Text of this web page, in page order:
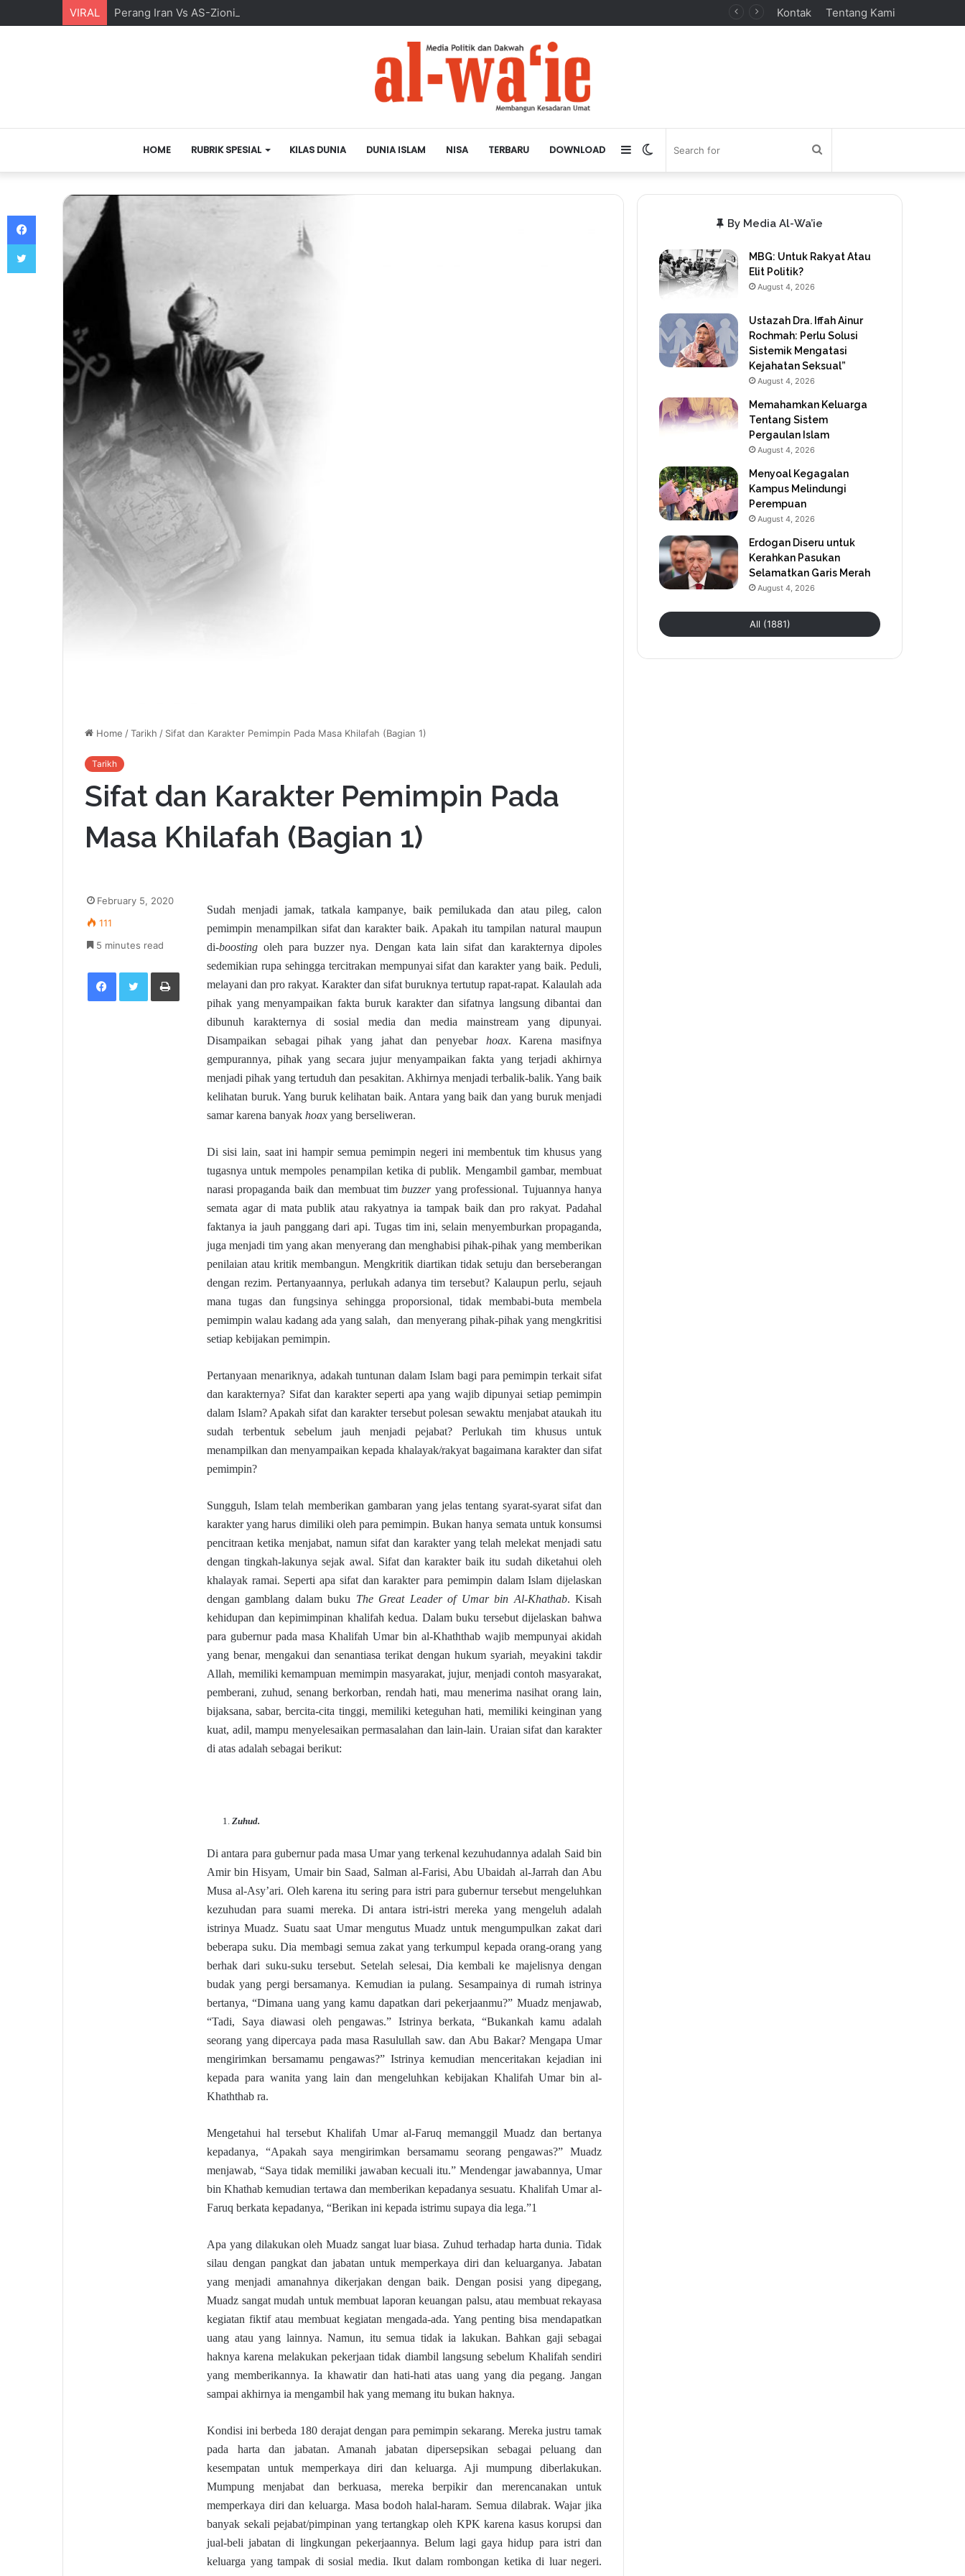
VIRAL Perang Iran Vs AS-Zionis Yahudi dan Masa Depan Dunia Islam Kontak Tentang Kami
HOME RUBRIK SPESIAL KILAS DUNIA DUNIA ISLAM NISA TERBARU DOWNLOAD
for
Switch
skin
Sidebar
Home /Tarikh / Sifat dan Karakter Pemimpin Pada Masa Khilafah (Bagian 1)
Tarikh
Sifat dan Karakter Pemimpin Pada
Masa Khilafah (Bagian 1)
Sudah menjadi jamak, tatkala kampanye, baik pemilukada dan atau pileg, calon
pemimpin menampilkan sifat dan karakter baik. Apakah itu tampilan natural maupun
di-boosting oleh para buzzer nya. Dengan kata lain sifat dan karakternya dipoles
sedemikian rupa sehingga tercitrakan mempunyai sifat dan karakter yang baik. Peduli,
melayani dan pro rakyat. Karakter dan sifat buruknya tertutup rapat-rapat. Kalaulah ada
pihak yang menyampaikan fakta buruk karakter dan sifatnya langsung dibantai dan
dibunuh karakternya di sosial media dan media mainstream yang dipunyai.
Disampaikan sebagai pihak yang jahat dan penyebar hoax. Karena masifnya
gempurannya, pihak yang secara jujur menyampaikan fakta yang terjadi akhirnya
menjadi pihak yang tertuduh dan pesakitan. Akhirnya menjadi terbalik-balik. Yang baik
kelihatan buruk. Yang buruk kelihatan baik. Antara yang baik dan yang buruk menjadi
samar karena banyak hoax yang berseliweran.
Di sisi lain, saat ini hampir semua pemimpin negeri ini membentuk tim khusus yang
tugasnya untuk mempoles penampilan ketika di publik. Mengambil gambar, membuat
narasi propaganda baik dan membuat timbuzzeryang professional. Tujuannya hanya
semata agar di mata publik atau rakyatnya ia tampak baik dan pro rakyat. Padahal
faktanya ia jauh panggang dari api. Tugas tim ini, selain menyemburkan propaganda,
juga menjadi tim yang akan menyerang dan menghabisi pihak-pihak yang memberikan
penilaian atau kritik membangun. Mengkritik diartikan tidak setuju dan berseberangan
dengan rezim. Pertanyaannya, perlukah adanya tim tersebut? Kalaupun perlu, sejauh
mana tugas dan fungsinya sehingga proporsional, tidak membabi-buta membela
pemimpin walau kadang ada yang salah, dan menyerang pihak-pihak yang mengkritisi
setiap kebijakan pemimpin.
Pertanyaan menariknya, adakah tuntunan dalam Islam bagi para pemimpin terkait sifat
dan karakternya? Sifat dan karakter seperti apa yang wajib dipunyai setiap pemimpin
dalam Islam? Apakah sifat dan karakter tersebut polesan sewaktu menjabat ataukah itu
sudah terbentuk sebelum jauh menjadi pejabat? Perlukah tim khusus untuk
menampilkan dan menyampaikan kepada khalayak/rakyat bagaimana karakter dan sifat
pemimpin?
Sungguh, Islam telah memberikan gambaran yang jelas tentang syarat-syarat sifat dan
karakter yang harus dimiliki oleh para pemimpin. Bukan hanya semata untuk konsumsi
pencitraan ketika menjabat, namun sifat dan karakter yang telah melekat menjadi satu
dengan tingkah-lakunya sejak awal. Sifat dan karakter baik itu sudah diketahui oleh
khalayak ramai. Seperti apa sifat dan karakter para pemimpin dalam Islam dijelaskan
dengan gamblang dalam buku The Great Leader of Umar bin Al-Khathab. Kisah
kehidupan dan kepimimpinan khalifah kedua. Dalam buku tersebut dijelaskan bahwa
para gubernur pada masa Khalifah Umar bin al-Khaththab wajib mempunyai akidah
yang benar, mengakui dan senantiasa terikat dengan hukum syariah, meyakini takdir
Allah, memiliki kemampuan memimpin masyarakat, jujur, menjadi contoh masyarakat,
pemberani, zuhud, senang berkorban, rendah hati, mau menerima nasihat orang lain,
bijaksana, sabar, bercita-cita tinggi, memiliki keteguhan hati, memiliki keinginan yang
kuat, adil, mampu menyelesaikan permasalahan dan lain-lain. Uraian sifat dan karakter
di atas adalah sebagai berikut:
Zuhud.
Di antara para gubernur pada masa Umar yang terkenal kezuhudannya adalah Said bin
Amir bin Hisyam, Umair bin Saad, Salman al-Farisi, Abu Ubaidah al-Jarrah dan Abu
Musa al-Asy’ari. Oleh karena itu sering para istri para gubernur tersebut mengeluhkan
kezuhudan para suami mereka. Di antara istri-istri mereka yang mengeluh adalah
istrinya Muadz. Suatu saat Umar mengutus Muadz untuk mengumpulkan zakat dari
beberapa suku. Dia membagi semua zakat yang terkumpul kepada orang-orang yang
berhak dari suku-suku tersebut. Setelah selesai, Dia kembali ke majelisnya dengan
budak yang pergi bersamanya. Kemudian ia pulang. Sesampainya di rumah istrinya
bertanya, “Dimana uang yang kamu dapatkan dari pekerjaanmu?” Muadz menjawab,
“Tadi, Saya diawasi oleh pengawas.” Istrinya berkata, “Bukankah kamu adalah
seorang yang dipercaya pada masa Rasulullah saw. dan Abu Bakar? Mengapa Umar
mengirimkan bersamamu pengawas?” Istrinya kemudian menceritakan kejadian ini
kepada para wanita yang lain dan mengeluhkan kebijakan Khalifah Umar bin al-
Khaththab ra.
Mengetahui hal tersebut Khalifah Umar al-Faruq memanggil Muadz dan bertanya
kepadanya, “Apakah saya mengirimkan bersamamu seorang pengawas?” Muadz
menjawab, “Saya tidak memiliki jawaban kecuali itu.” Mendengar jawabannya, Umar
bin Khathab kemudian tertawa dan memberikan kepadanya sesuatu. Khalifah Umar al-
Faruq berkata kepadanya, “Berikan ini kepada istrimu supaya dia lega.”1
Apa yang dilakukan oleh Muadz sangat luar biasa. Zuhud terhadap harta dunia. Tidak
silau dengan pangkat dan jabatan untuk memperkaya diri dan keluarganya. Jabatan
yang menjadi amanahnya dikerjakan dengan baik. Dengan posisi yang dipegang,
Muadz sangat mudah untuk membuat laporan keuangan palsu, atau membuat rekayasa
kegiatan fiktif atau membuat kegiatan mengada-ada. Yang penting bisa mendapatkan
uang atau yang lainnya. Namun, itu semua tidak ia lakukan. Bahkan gaji sebagai
haknya karena melakukan pekerjaan tidak diambil langsung sebelum Khalifah sendiri
yang memberikannya. Ia khawatir dan hati-hati atas uang yang dia pegang. Jangan
sampai akhirnya ia mengambil hak yang memang itu bukan haknya.
Kondisi ini berbeda 180 derajat dengan para pemimpin sekarang. Mereka justru tamak
pada harta dan jabatan. Amanah jabatan dipersepsikan sebagai peluang dan
kesempatan untuk memperkaya diri dan keluarga. Aji mumpung diberlakukan.
Mumpung menjabat dan berkuasa, mereka berpikir dan merencanakan untuk
memperkaya diri dan keluarga. Masa bodoh halal-haram. Semua dilabrak. Wajar jika
banyak sekali pejabat/pimpinan yang tertangkap oleh KPK karena kasus korupsi dan
jual-beli jabatan di lingkungan pekerjaannya. Belum lagi gaya hidup para istri dan
keluarga yang tampak di sosial media. Ikut dalam rombongan ketika di luar negeri.
February 5, 2020
111
5 minutes read
Facebook Twitter Print
By Media Al-Wa’ie
MBG: Untuk Rakyat Atau
Elit Politik?
August 4, 2026
Ustazah Dra. Iffah Ainur
Rochmah: Perlu Solusi
Sistemik Mengatasi
Kejahatan Seksual”
August 4, 2026
Memahamkan Keluarga
Tentang Sistem
Pergaulan Islam
August 4, 2026
Menyoal Kegagalan
Kampus Melindungi
Perempuan
August 4, 2026
Erdogan Diseru untuk
Kerahkan Pasukan
Selamatkan Garis Merah
August 4, 2026
All (1881)